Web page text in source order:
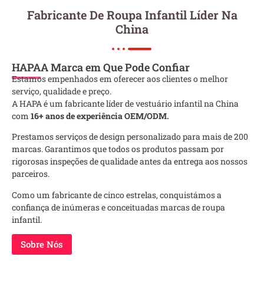
Fabricante De Roupa Infantil Líder Na
China
HAPAA Marca em Que Pode Confiar
Estamos empenhados em oferecer aos clientes o melhor
serviço, qualidade e preço.
A HAPA é um fabricante líder de vestuário infantil na China
com 16+ anos de experiência OEM/ODM.
Prestamos serviços de design personalizado para mais de 200
marcas. Garantimos que todos os produtos passam por
rigorosas inspeções de qualidade antes da entrega aos nossos
parceiros.
Como um fabricante de cinco estrelas, conquistámos a
confiança de inúmeras e conceituadas marcas de roupa
infantil.
Sobre Nós